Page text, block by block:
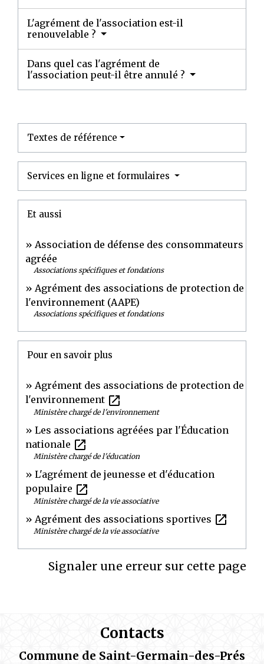
L'agrément de l'association est-il
renouvelable ?
Dans quel cas l'agrément de
l'association peut-il être annulé ?
Textes de référence
Services en ligne et formulaires
Et aussi
Association de défense des consommateurs
agréée
Associations spécifiques et fondations
Agrément des associations de protection de
l'environnement (AAPE)
Associations spécifiques et fondations
Pour en savoir plus
Agrément des associations de protection de
l'environnement open_in_new
Ministère chargé de l'environnement
Les associations agréées par l'Éducation
nationale open_in_new
Ministère chargé de l'éducation
L'agrément de jeunesse et d'éducation
populaire open_in_new
Ministère chargé de la vie associative
Agrément des associations sportives open_in_new
Ministère chargé de la vie associative
Signaler une erreur sur cette page
Contacts
Commune de Saint-Germain-des-Prés